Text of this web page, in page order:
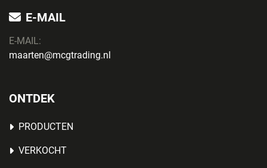
E-MAIL
E-MAIL:
maarten@mcgtrading.nl
ONTDEK
PRODUCTEN
VERKOCHT